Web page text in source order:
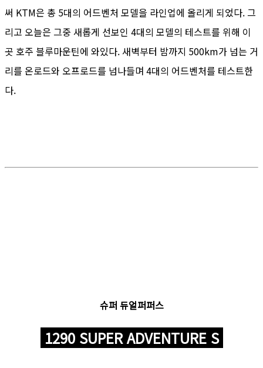
써 KTM은 총 5대의 어드벤처 모델을 라인업에 올리게 되었다. 그
리고 오늘은 그중 새롭게 선보인 4대의 모델의 테스트를 위해 이
곳 호주 블루마운틴에 와있다. 새벽부터 밤까지 500km가 넘는 거
리를 온로드와 오프로드를 넘나들며 4대의 어드벤처를 테스트한
다.
슈퍼 듀얼퍼퍼스
1290 SUPER ADVENTURE S